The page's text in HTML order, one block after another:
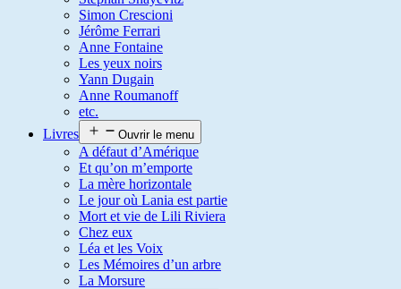
Simon Crescioni
Jérôme Ferrari
Anne Fontaine
Les yeux noirs
Yann Dugain
Anne Roumanoff
etc.
Livres
Ouvrir le menu
A défaut d’Amérique
Et qu’on m’emporte
La mère horizontale
Le jour où Lania est partie
Mort et vie de Lili Riviera
Chez eux
Léa et les Voix
Les Mémoires d’un arbre
La Morsure